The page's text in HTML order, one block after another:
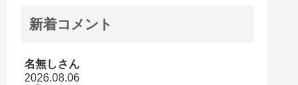
新着コメント
名無しさん
2026.08.06